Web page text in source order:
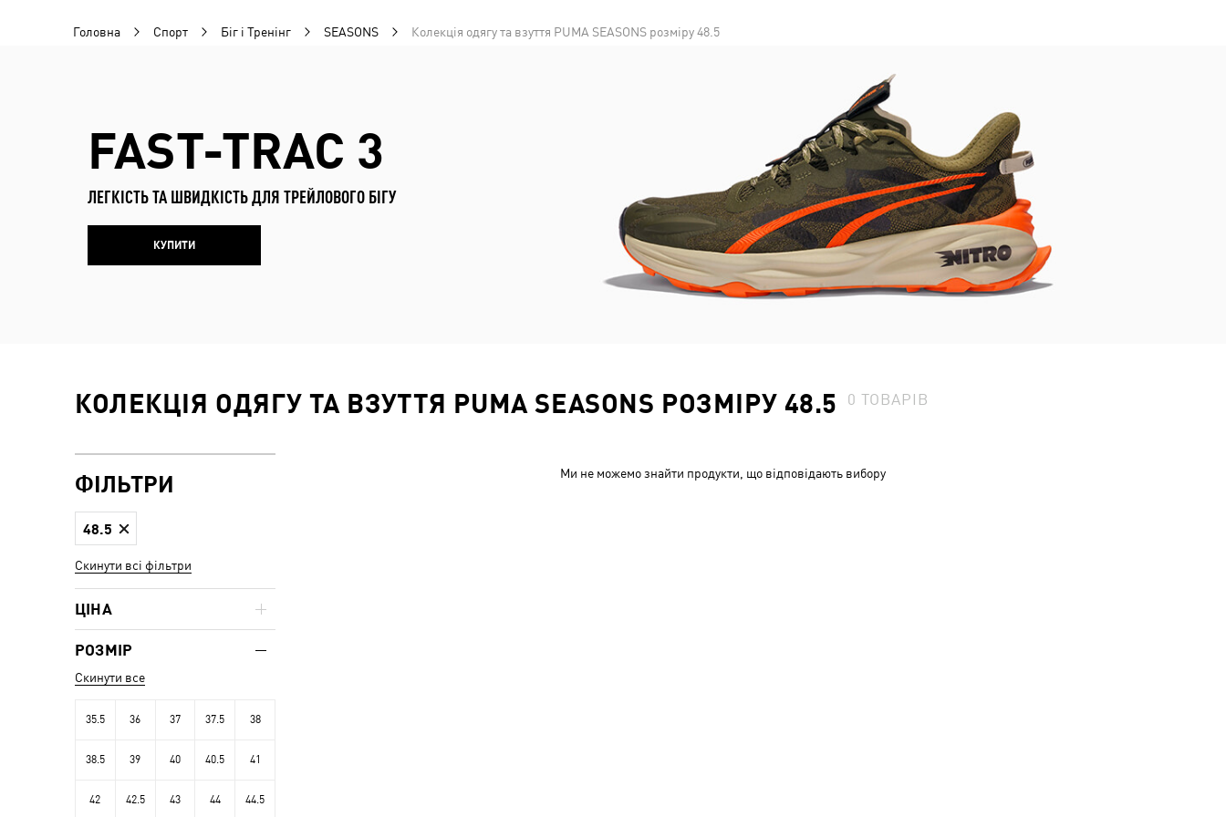
Головна Спорт Біг і Тренінг SEASONS Колекція одягу та взуття PUMA SEASONS розміру 48.5
FAST-TRAC 3
ЛЕГКІСТЬ ТА ШВИДКІСТЬ ДЛЯ ТРЕЙЛОВОГО БІГУ
КУПИТИ
КОЛЕКЦІЯ ОДЯГУ ТА ВЗУТТЯ PUMA SEASONS РОЗМІРУ 48.5 0 ТОВАРІВ
Ми не можемо знайти продукти, що відповідають вибору
ФІЛЬТРИ
48.5
Скинути всі фільтри
ЦІНА
РОЗМІР
Скинути все
35.5 36 37 37.5 38
38.5 39 40 40.5 41
42 42.5 43 44 44.5